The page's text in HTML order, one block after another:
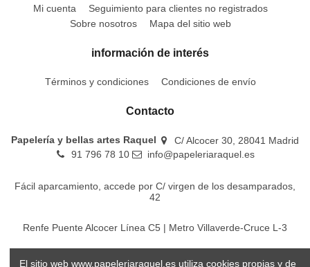
Mi cuenta
Seguimiento para clientes no registrados
Sobre nosotros
Mapa del sitio web
información de interés
Términos y condiciones Condiciones de envío
Contacto
Papelería y bellas artes Raquel
C/ Alcocer 30, 28041 Madrid
91 796 78 10
info@papeleriaraquel.es
Fácil aparcamiento, accede por C/ virgen de los desamparados,
42
Renfe Puente Alcocer Línea C5 | Metro Villaverde-Cruce L-3
El sitio web www.papeleriaraquel.es utiliza cookies propias y de